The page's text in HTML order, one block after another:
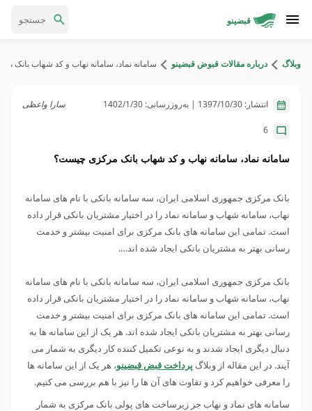
قبضینو
وبلاگ درباره مقالات قبوض قبضینو سامانه نماد، سامانه نهاب و کد شهاب بانک
انتشار: 1397/10/30 | به‌روزرسانی: 1402/1/30 سارا واعظی
سامانه نماد، سامانه نهاب و کد شهاب بانک مرکزی چیست؟
بانک مرکزی جمهوری اسلامی ایران، سه سامانه بانکی با نام های سامانه
نهاب، سامانه شهاب و سامانه نماد را در اختیار مشتریان بانکی قرار داده
است. تمامی این سامانه های بانک مرکزی برای امنیت بیشتر و خدمت
رسانی بهتر به مشتریان بانکی ایجاد شده اند….
بانک مرکزی جمهوری اسلامی ایران، سه سامانه بانکی با نام های سامانه
نهاب، سامانه شهاب و سامانه نماد را در اختیار مشتریان بانکی قرار داده
است. تمامی این سامانه های بانک مرکزی برای امنیت بیشتر و خدمت
رسانی بهتر به مشتریان بانکی ایجاد شده اند. هر یک از این سامانه ها به
دنبال دیگری ایجاد شدند و به نوعی تکمیل کننده کار دیگری به شمار می
آیند. در این مقاله از وبلاگ پرداخت قبض قبضینو، هر یک از این سامانه ها
را معرفی خواهیم کرد و تفاوت های آن ها را نیز با هم بررسی می کنیم.
سامانه های نماد و نهاب جز زیرساخت های پولی بانک مرکزی به شمار